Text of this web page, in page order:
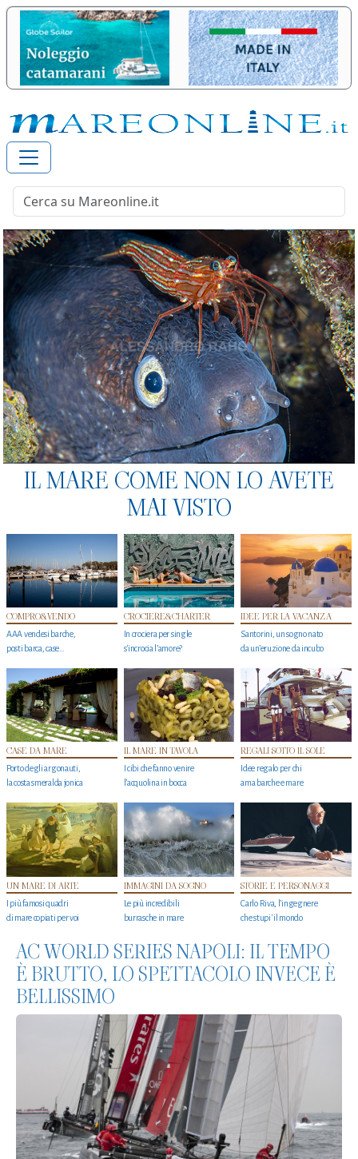
IL MARE COME NON LO AVETE
MAI VISTO
COMPRO&VENDO
AAA vendesi barche,
posti barca, case…
CROCIERE&CHARTER
In crociera per single
s'incrocia l’amore?
IDEE PER LA VACANZA
Santorini, un sogno nato
da un’eruzione da incubo
CASE DA MARE
Porto degli argonauti,
la costa smeralda jonica
IL MARE IN TAVOLA
I cibi che fanno venire
l’acquolina in bocca
REGALI SOTTO IL SOLE
Idee regalo per chi
ama barche e mare
UN MARE DI ARTE
I più famosi quadri
di mare copiati per voi
IMMAGINI DA SOGNO
Le più incredibili
burrasche in mare
STORIE E PERSONAGGI
Carlo Riva, l’ingegnere
che stupi' il mondo
AC WORLD SERIES NAPOLI: IL TEMPO
È BRUTTO, LO SPETTACOLO INVECE È
BELLISSIMO